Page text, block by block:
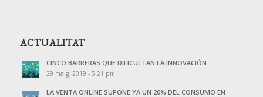
ACTUALITAT
CINCO BARRERAS QUE DIFICULTAN LA INNOVACIÓN
29 maig, 2019 - 5:21 pm
LA VENTA ONLINE SUPONE YA UN 20% DEL CONSUMO EN